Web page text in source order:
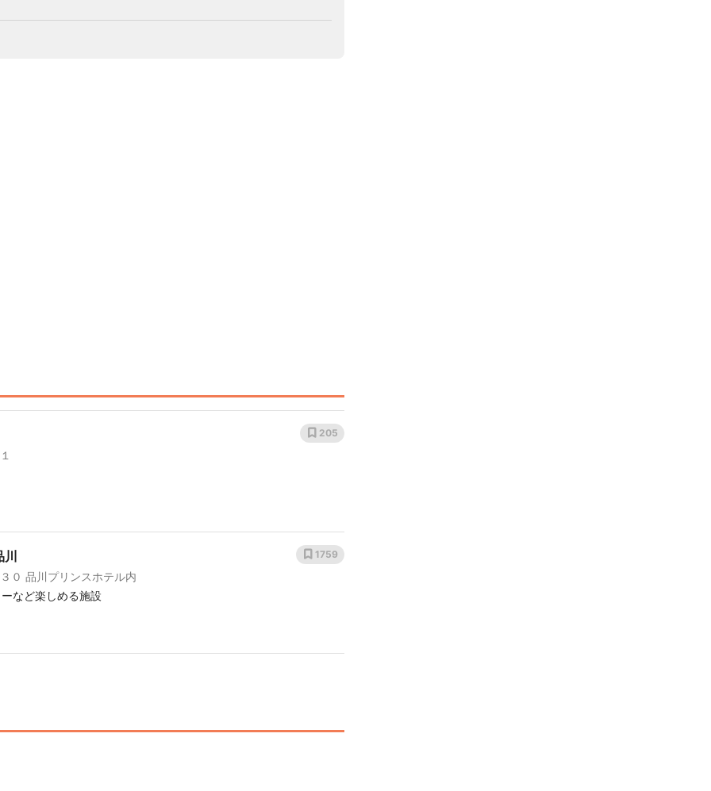
205
川
０ 品川プリンスホテル内
など楽しめる施設
1759